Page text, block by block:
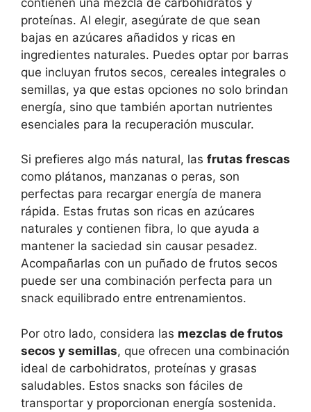
proteínas. Al elegir, asegúrate de que sean
bajas en azúcares añadidos y ricas en
ingredientes naturales. Puedes optar por barras
que incluyan frutos secos, cereales integrales o
semillas, ya que estas opciones no solo brindan
energía, sino que también aportan nutrientes
esenciales para la recuperación muscular.
Si prefieres algo más natural, las frutas frescas
como plátanos, manzanas o peras, son
perfectas para recargar energía de manera
rápida. Estas frutas son ricas en azúcares
naturales y contienen fibra, lo que ayuda a
mantener la saciedad sin causar pesadez.
Acompañarlas con un puñado de frutos secos
puede ser una combinación perfecta para un
snack equilibrado entre entrenamientos.
Por otro lado, considera las mezclas de frutos
secos y semillas, que ofrecen una combinación
ideal de carbohidratos, proteínas y grasas
saludables. Estos snacks son fáciles de
transportar y proporcionan energía sostenida.